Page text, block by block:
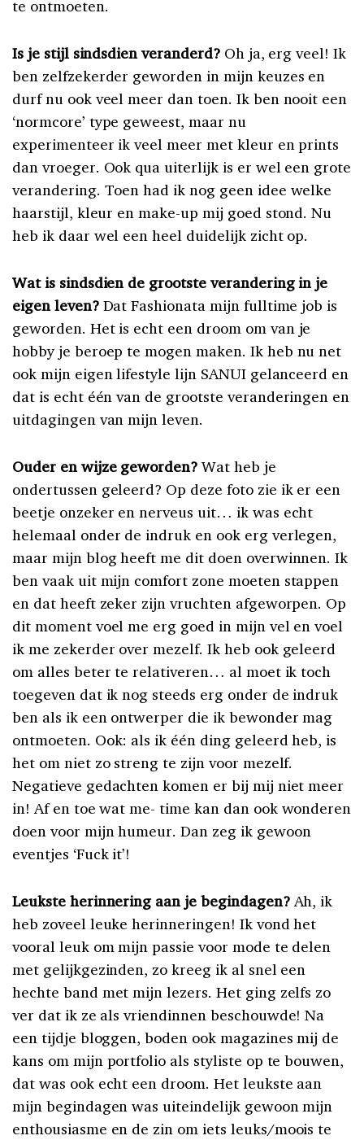
te ontmoeten.
Is je stijl sindsdien veranderd?Oh ja, erg veel! Ik
ben zelfzekerder geworden in mijn keuzes en
durf nu ook veel meer dan toen. Ik ben nooit een
‘normcore’ type geweest, maar nu
experimenteer ik veel meer met kleur en prints
dan vroeger. Ook qua uiterlijk is er wel een grote
verandering. Toen had ik nog geen idee welke
haarstijl, kleur en make-up mij goed stond. Nu
heb ik daar wel een heel duidelijk zicht op.
Wat is sindsdien de grootste verandering in je
eigen leven?Dat Fashionata mijn fulltime job is
geworden. Het is echt een droom om van je
hobby je beroep te mogen maken. Ik heb nu net
ook mijn eigen lifestyle lijn SANUI gelanceerd en
dat is echt één van de grootste veranderingen en
uitdagingen van mijn leven.
Ouder en wijze geworden? Wat heb je
ondertussen geleerd? Op deze foto zie ik er een
beetje onzeker en nerveus uit… ik was echt
helemaal onder de indruk en ook erg verlegen,
maar mijn blog heeft me dit doen overwinnen. Ik
ben vaak uit mijn comfort zone moeten stappen
en dat heeft zeker zijn vruchten afgeworpen. Op
dit moment voel me erg goed in mijn vel en voel
ik me zekerder over mezelf. Ik heb ook geleerd
om alles beter te relativeren… al moet ik toch
toegeven dat ik nog steeds erg onder de indruk
ben als ik een ontwerper die ik bewonder mag
ontmoeten. Ook: als ik één ding geleerd heb, is
het om niet zo streng te zijn voor mezelf.
Negatieve gedachten komen er bij mij niet meer
in! Af en toe wat me- time kan dan ook wonderen
doen voor mijn humeur. Dan zeg ik gewoon
eventjes ‘Fuck it’!
Leukste herinnering aan je begindagen?Ah, ik
heb zoveel leuke herinneringen! Ik vond het
vooral leuk om mijn passie voor mode te delen
met gelijkgezinden, zo kreeg ik al snel een
hechte band met mijn lezers. Het ging zelfs zo
ver dat ik ze als vriendinnen beschouwde! Na
een tijdje bloggen, boden ook magazines mij de
kans om mijn portfolio als styliste op te bouwen,
dat was ook echt een droom. Het leukste aan
mijn begindagen was uiteindelijk gewoon mijn
enthousiasme en de zin om iets leuks/moois te